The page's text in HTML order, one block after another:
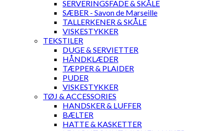
SERVERINGSFADE & SKÅLE
SÆBER - Savon de Marseille
TALLERKENER & SKÅLE
VISKESTYKKER
TEKSTILER
DUGE & SERVIETTER
HÅNDKLÆDER
TÆPPER & PLAIDER
PUDER
VISKESTYKKER
TØJ & ACCESSORIES
HANDSKER & LUFFER
BÆLTER
HATTE & KASKETTER